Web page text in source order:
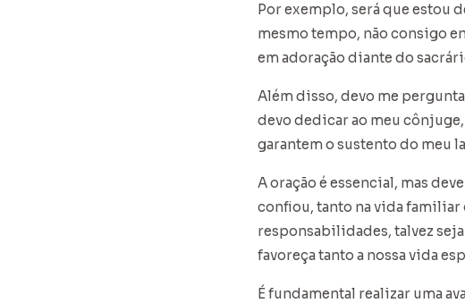
Por exemplo, será que estou
mesmo tempo, não consigo
em adoração diante do
Além disso, devo me
devo dedicar ao meu
garantem o sustento do meu
A oração é essencial, mas
confiou, tanto na vida familiar
responsabilidades, talvez
favoreça tanto a nossa vida
É fundamental realizar uma